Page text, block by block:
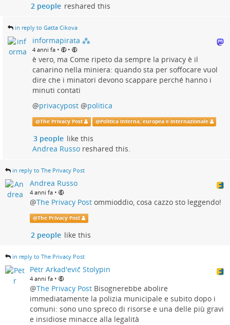
2 people reshared this
in reply to Gatta Cikova
informapirata ⁂
4 anni fa • •
è vero, ma Come ripeto da sempre la privacy è il
canarino nella miniera: quando sta per soffocare vuol
dire che i minatori devono scappare perché hanno i
minuti contati
@privacypost @politica
@The Privacy Post @Politica interna, europea e internazionale
3 people like this
Andrea Russo reshared this.
in reply to The Privacy Post
Andrea Russo
4 anni fa •
@The Privacy Post ommioddio, cosa cazzo sto leggendo!
@The Privacy Post
2 people like this
in reply to The Privacy Post
Pëtr Arkad'evič Stolypin
4 anni fa •
@The Privacy Post Bisognerebbe abolire
immediatamente la polizia municipale e subito dopo i
comuni: sono uno spreco di risorse e una delle più gravi
e insidiose minacce alla legalità